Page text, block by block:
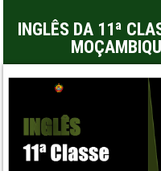
INGLÊS DA 11ª